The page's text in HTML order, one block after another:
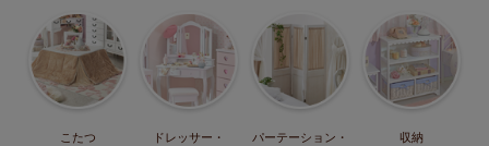
こたつ
ドレッサー・
パーテーション・
収納